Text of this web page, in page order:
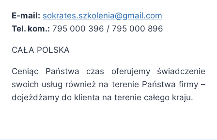
E-mail: sokrates.szkolenia@gmail.com
Tel. kom.: 795 000 396 / 795 000 896
CAŁA POLSKA
Ceniąc Państwa czas oferujemy świadczenie
swoich usług również na terenie Państwa firmy –
dojeżdżamy do klienta na terenie całego kraju.